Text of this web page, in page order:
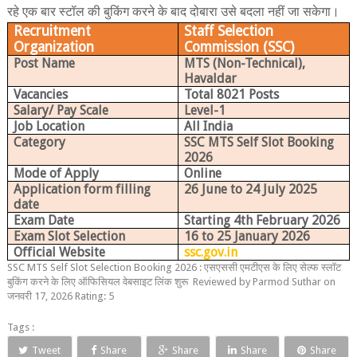
रहे एक बार स्टॉल की बुकिंग करने के बाद दोबारा उसे बदला नहीं जा सकेगा।
Recruitment
Organization
Staff Selection
Commission (SSC)
Post Name
MTS (Non-Technical),
Havaldar
Vacancies
Total 8021 Posts
Salary/ Pay Scale
Level-1
Job Location
All India
Category
SSC MTS Self Slot Booking
2026
Mode of Apply
Online
Application form filling
date
26 June to 24 July 2025
Exam Date
Starting 4th February 2026
Exam Slot Selection
16 to 25 January 2026
Official Website
ssc.gov.in
SSC MTS Self Slot Selection Booking 2026 : एसएससी एमटीएस के लिए सेल्फ स्लॉट
बुकिंग करने के लिए ऑफिसियल वेबसाइट लिंक शुरू Reviewed by Parmod Sutharon
जनवरी 17, 2026 Rating: 5
Tags :
Tweet
Share Share Share Share